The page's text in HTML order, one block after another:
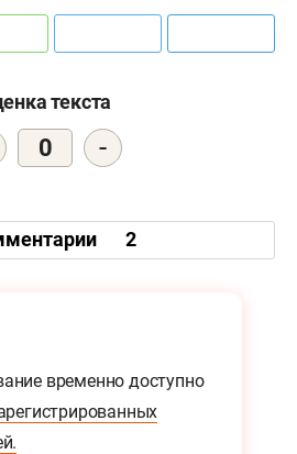
текста
0 -
2
временно доступно